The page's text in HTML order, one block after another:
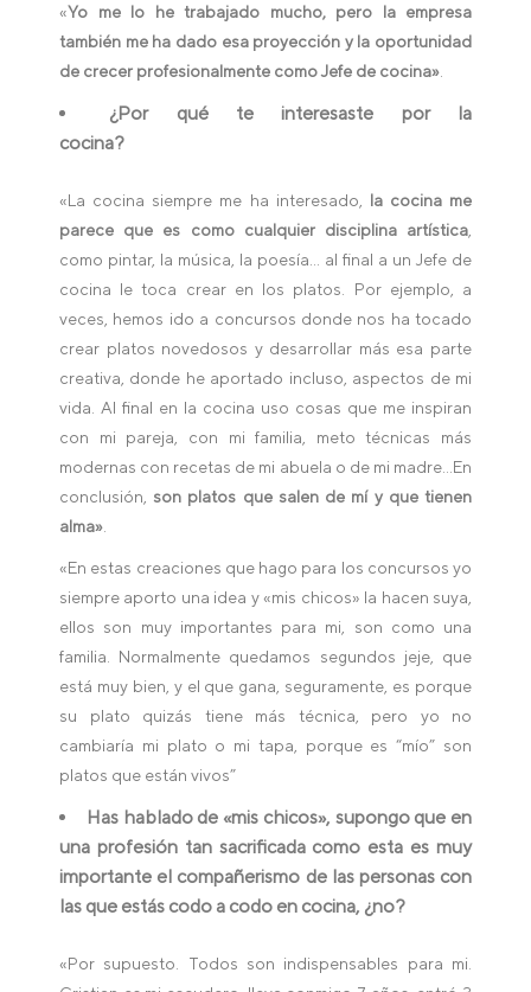
«Yo me lo he trabajado mucho, pero la empresa
también me ha dado esa proyección y la oportunidad
de crecer profesionalmente como Jefe de cocina»
¿Por qué te interesaste por la
cocina?
«La cocina siempre me ha interesado, la cocina me
parece que es como cualquier disciplina artística
como pintar, la música, la poesía… al final a un Jefe de
cocina le toca crear en los platos. Por ejemplo, a
veces, hemos ido a concursos donde nos ha tocado
crear platos novedosos y desarrollar más esa parte
creativa, donde he aportado incluso, aspectos de mi
vida. Al final en la cocina uso cosas que me inspiran
con mi pareja, con mi familia, meto técnicas más
modernas con recetas de mi abuela o de mi madre…En
conclusión, son platos que salen de mí y que tienen
alma»
«En estas creaciones que hago para los concursos yo
siempre aporto una idea y «mis chicos» la hacen suya,
ellos son muy importantes para mi, son como una
familia. Normalmente quedamos segundos jeje, que
está muy bien, y el que gana, seguramente, es porque
su plato quizás tiene más técnica, pero yo no
cambiaría mi plato o mi tapa, porque es “mío” son
platos que están vivos”
Has hablado de «mis chicos», supongo que en
una profesión tan sacrificada como esta es muy
importante el compañerismo de las personas con
las que estás codo a codo en cocina, ¿no?
«Por supuesto. Todos son indispensables para mi.